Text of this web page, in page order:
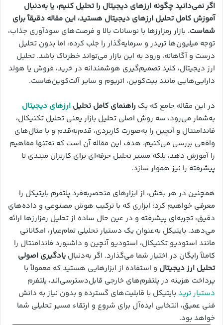
اگر نمی‌دانید چگونه ارزهای دیجیتال را تحلیل کنیم، یا به‌دنبال
آموزش کامل تحلیل ارزهای دیجیتال هستید، این مقاله دقیقاً برای
شماست. بازار رمزارزها با نوسانات بالا و فرصت‌های سودآوری جذاب،
توجه میلیون‌ها تریدر و سرمایه‌گذار را جلب کرده، اما بدون تحلیل
درست و آگاهانه، ورود به این بازار می‌تواند خطرناک باشد. تحلیل
ارز دیجیتال، کلید تصمیم‌گیری هوشمندانه در خرید، فروش یا هولد
دارایی‌هایی مانند بیت‌کوین، اتریوم و سایر آلت‌کوین‌هاست.
در این مقاله جامع که یک راهنمای کامل تحلیل ارزهای دیجیتال
به‌شمار می‌رود، سه روش اصلی تحلیل بازار یعنی تحلیل تکنیکال،
فاندامنتال و آنچین را به‌صورت کاربردی، قدم‌به‌قدم و با مثال‌های
واقعی بررسی می‌کنیم. هدف این مقاله آن است که نه‌تنها مفاهیم
را آموزش دهد، بلکه مسیر تحلیل حرفه‌ای برای کاربران مبتدی تا
پیشرفته را نیز هموار سازد.
همچنین در هر بخش، از ابزارهای منحصربه‌فرد پلتفرم بایتیکل را
معرفی خواهیم کرد؛ ابزاری که با ترکیب هوش مصنوعی و داده‌های
دقیق، تجربه‌ای پیشرفته و در عین حال ساده از تحلیل رمزارزها ارائه
می‌دهد. بایتیکل به‌عنوان یک دستیار تحلیلی تمام‌عیار، امکاناتی
مانند استودیو تکنیکال، استودیو آنچین و داشبورد فاندامنتال را
کاملاً رایگان در اختیار شما می‌گذارد. اگر به‌دنبال یادگیری اصولی
تحلیل ارز دیجیتال و استفاده از ابزارهایی هستید که معمولاً با
پرداخت هزینه در پلتفرم‌های خارجی قابل‌دسترسی‌اند، پلتفرم
دستیار ترید بایتیکل با قابلیت‌های گسترده و بدون نیاز به دانش
فنی عمیق، انتخابی ایده‌آل برای شروع و ارتقاء مسیر تحلیلی شما
خواهد بود.